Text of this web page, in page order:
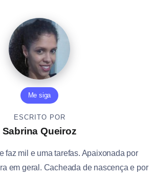
Me siga
ESCRITO POR
Sabrina Queiroz
faz mil e uma tarefas. Apaixonada por
em geral. Cacheada de nascença e por